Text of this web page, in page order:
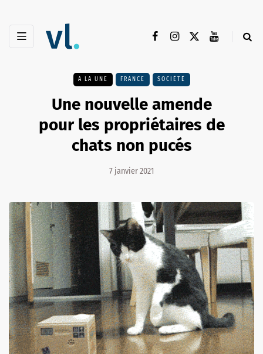
A LA UNE FRANCE SOCIÉTÉ
Une nouvelle amende
pour les propriétaires de
chats non pucés
7 janvier 2021